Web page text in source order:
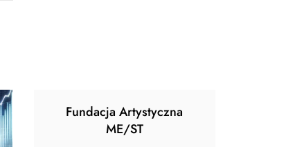
Fundacja Artystyczna
ME/ST